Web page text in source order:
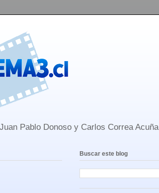
Pablo Donoso y Carlos Correa Acuña
Buscar este blog